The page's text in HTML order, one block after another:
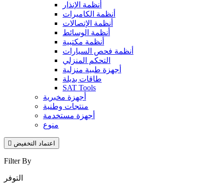
أنظمة الإنذار
أنظمة الكاميرات
أنظمة الإتصالات
أنظمة الوسائط
أنظمة مكتبية
أنظمة فحص السيارات
التحكم المنزلي
أجهزة طبية منزلية
طاقات بديلة
SAT Tools
أجهزة مخبرية
منتجات وطنية
أجهزة مستخدمة
منوع
 اعتماد التخفيض
Filter By
التوفر